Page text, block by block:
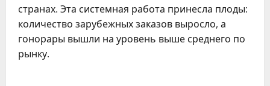
странах. Эта системная работа принесла плоды:
количество зарубежных заказов выросло, а
гонорары вышли на уровень выше среднего по
рынку.